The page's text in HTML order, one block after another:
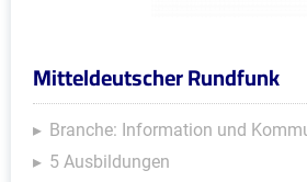
Mitteldeutscher Rundfunk
Branche: Information und
5 Ausbildungen